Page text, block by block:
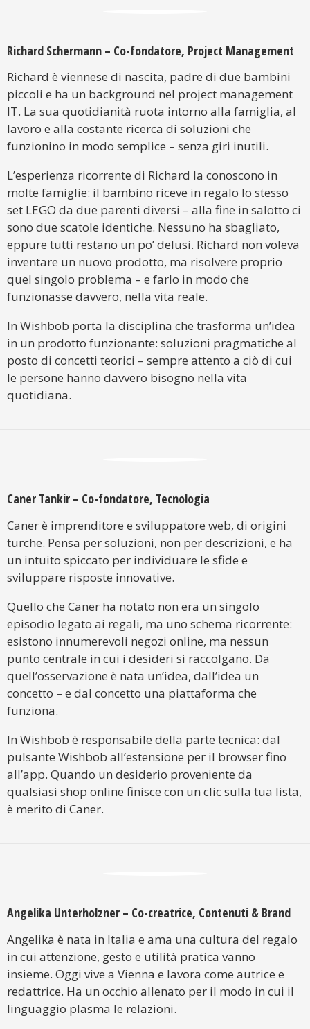
Richard Schermann – Co-fondatore, Project Management
Richard è viennese di nascita, padre di due bambini
piccoli e ha un background nel project management
IT. La sua quotidianità ruota intorno alla famiglia, al
lavoro e alla costante ricerca di soluzioni che
funzionino in modo semplice – senza giri inutili.
L’esperienza ricorrente di Richard la conoscono in
molte famiglie: il bambino riceve in regalo lo stesso
set LEGO da due parenti diversi – alla fine in salotto ci
sono due scatole identiche. Nessuno ha sbagliato,
eppure tutti restano un po’ delusi. Richard non voleva
inventare un nuovo prodotto, ma risolvere proprio
quel singolo problema – e farlo in modo che
funzionasse davvero, nella vita reale.
In Wishbob porta la disciplina che trasforma un’idea
in un prodotto funzionante: soluzioni pragmatiche al
posto di concetti teorici – sempre attento a ciò di cui
le persone hanno davvero bisogno nella vita
quotidiana.
Caner Tankir – Co-fondatore, Tecnologia
Caner è imprenditore e sviluppatore web, di origini
turche. Pensa per soluzioni, non per descrizioni, e ha
un intuito spiccato per individuare le sfide e
sviluppare risposte innovative.
Quello che Caner ha notato non era un singolo
episodio legato ai regali, ma uno schema ricorrente:
esistono innumerevoli negozi online, ma nessun
punto centrale in cui i desideri si raccolgano. Da
quell’osservazione è nata un’idea, dall’idea un
concetto – e dal concetto una piattaforma che
funziona.
In Wishbob è responsabile della parte tecnica: dal
pulsante Wishbob all’estensione per il browser fino
all’app. Quando un desiderio proveniente da
qualsiasi shop online finisce con un clic sulla tua lista,
è merito di Caner.
Angelika Unterholzner – Co-creatrice, Contenuti & Brand
Angelika è nata in Italia e ama una cultura del regalo
in cui attenzione, gesto e utilità pratica vanno
insieme. Oggi vive a Vienna e lavora come autrice e
redattrice. Ha un occhio allenato per il modo in cui il
linguaggio plasma le relazioni.